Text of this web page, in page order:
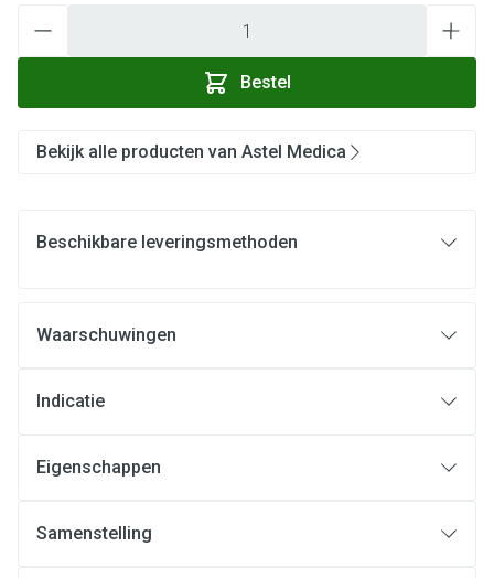
Bestel
Bekijk alle producten van Astel Medica
Beschikbare leveringsmethoden
Waarschuwingen
Indicatie
Eigenschappen
Samenstelling